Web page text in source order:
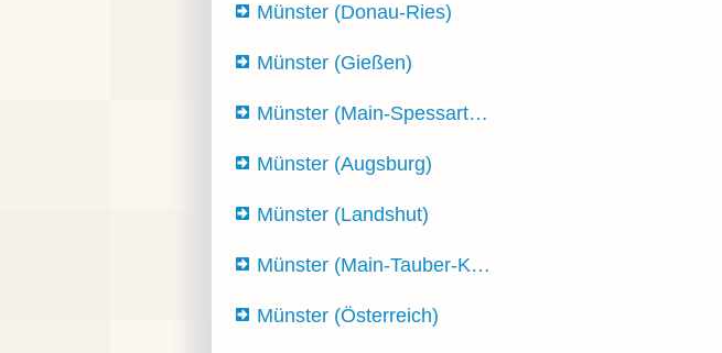
Münster (Donau-Ries)
Münster (Gießen)
Münster (Main-Spessart…
Münster (Augsburg)
Münster (Landshut)
Münster (Main-Tauber-K…
Münster (Österreich)